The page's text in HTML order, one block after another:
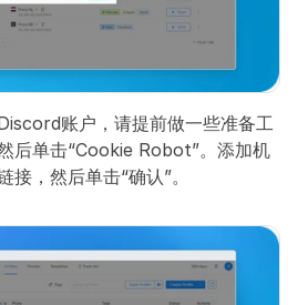
账户，请提前做一些准备工
后单击“Cookie Robot”。添加机
，然后单击“确认”。